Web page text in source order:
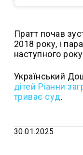
Пратт почав
2018 року, і
наступного
Український
дітей Ріанни
триває суд.
30.01.2025